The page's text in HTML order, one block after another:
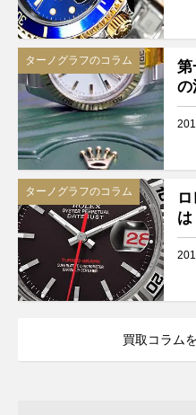
ターノグラフのコラム
の
ターノグラフのコラム
買取コラム